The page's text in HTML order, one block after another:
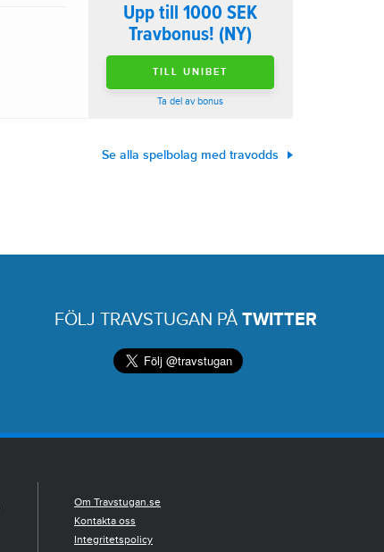
Upp till 1000 SEK
Travbonus! (NY)
TILL UNIBET
Ta del av bonus
Se alla spelbolag med travodds
FÖLJ TRAVSTUGAN PÅTWITTER
Om Travstugan.se
Kontakta oss
Integritetspolicy